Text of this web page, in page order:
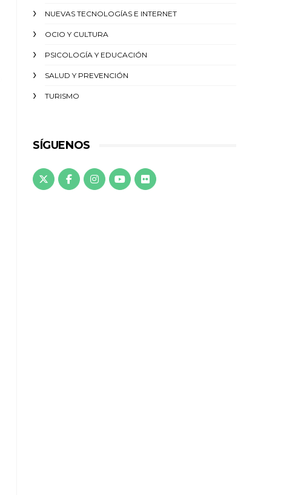
NUEVAS TECNOLOGÍAS E INTERNET
OCIO Y CULTURA
PSICOLOGÍA Y EDUCACIÓN
SALUD Y PREVENCIÓN
TURISMO
SÍGUENOS